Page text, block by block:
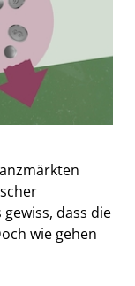
dass die
wie gehen